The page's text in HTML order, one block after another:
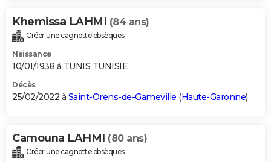
Khemissa LAHMI (84 ans)
Créer une cagnotte obsèques
Naissance
10/01/1938 à TUNIS TUNISIE
Décès
25/02/2022 à Saint-Orens-de-Gameville (Haute-Garonne)
Camouna LAHMI (80 ans)
Créer une cagnotte obsèques